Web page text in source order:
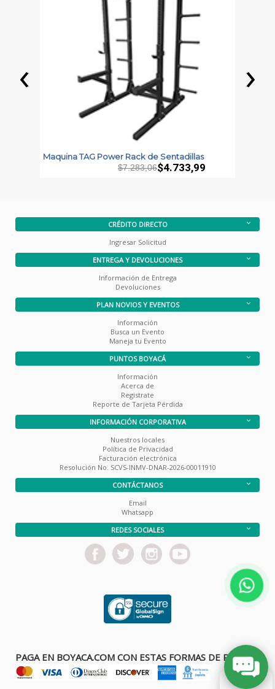
Maquina TAG Power Rack de Sentadillas
$7.283,06$4.733,99
‹ ›
CRÉDITO DIRECTO
Ingresar Solicitud
ENTREGA Y DEVOLUCIONES
Información de Entrega
Devoluciones
PLAN NOVIOS Y EVENTOS
Información
Busca un Evento
Maneja tu Evento
PUNTOS BOYACÁ
Información
Acerca de
Registrate
Reporte de Tarjeta Pérdida
INFORMACIÓN CORPORATIVA
Nuestros locales
Política de Privacidad
Facturación electrónica
Resolución No. SCVS-INMV-DNAR-2026-00011910
CONTÁCTANOS
Email
Whatsapp
REDES SOCIALES
PAGA EN BOYACA.COM CON ESTAS FORMAS DE PAGO